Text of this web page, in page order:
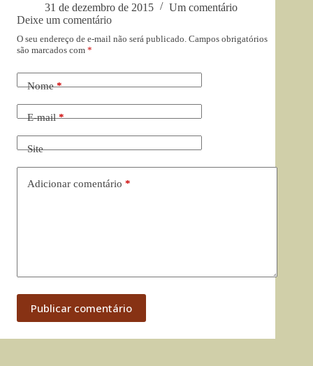
31 de dezembro de 2015
Um comentário
Deixe um comentário
O seu endereço de e-mail não será publicado. Campos obrigatórios
são marcados com *
Nome*
E-mail*
Site
Adicionar comentário *
Publicar comentário